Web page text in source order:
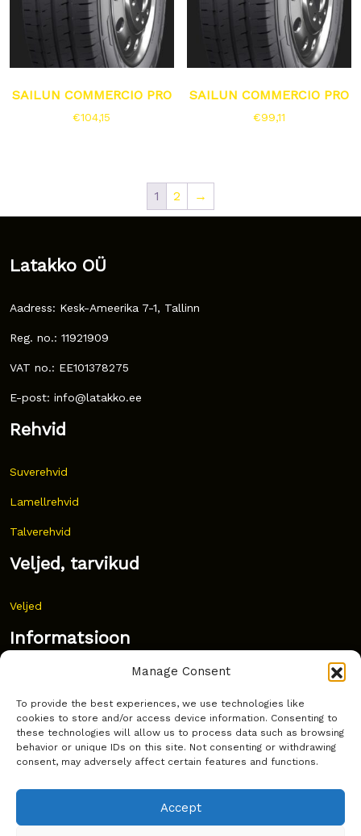
Manage Consent
To provide the best experiences, we use technologies like
cookies to store and/or access device information. Consenting to
these technologies will allow us to process data such as browsing
behavior or unique IDs on this site. Not consenting or withdrawing
consent, may adversely affect certain features and functions.
Accept
SAILUN COMMERCIO PRO
€104,15
SAILUN COMMERCIO PRO
€99,11
1 2 →
Latakko OÜ
Aadress: Kesk-Ameerika 7-1, Tallinn
Reg. no.: 11921909
VAT no.: EE101378275
E-post: info@latakko.ee
Rehvid
Suverehvid
Lamellrehvid
Talverehvid
Veljed, tarvikud
Veljed
Informatsioon
Korduma kippuvad küsimused
Kust osta?
Küpsiste poliitika